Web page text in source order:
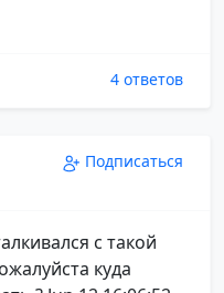
4 ответов
Подписаться
с такой
куда